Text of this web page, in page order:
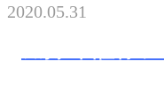
2020.05.31